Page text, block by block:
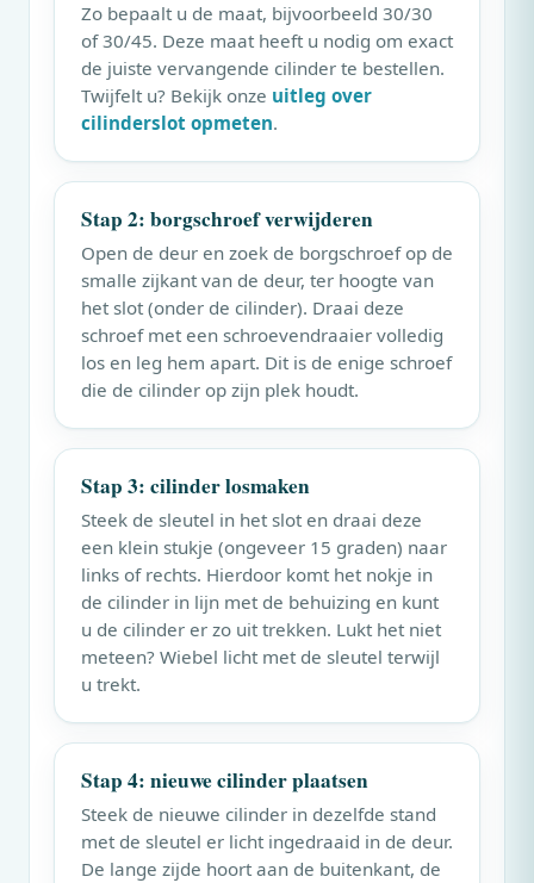
Zo bepaalt u de maat, bijvoorbeeld 30/30
of 30/45. Deze maat heeft u nodig om exact
de juiste vervangende cilinder te bestellen.
Twijfelt u? Bekijk onze uitleg over
cilinderslot opmeten.
Stap 2: borgschroef verwijderen
Open de deur en zoek de borgschroef op de
smalle zijkant van de deur, ter hoogte van
het slot (onder de cilinder). Draai deze
schroef met een schroevendraaier volledig
los en leg hem apart. Dit is de enige schroef
die de cilinder op zijn plek houdt.
Stap 3: cilinder losmaken
Steek de sleutel in het slot en draai deze
een klein stukje (ongeveer 15 graden) naar
links of rechts. Hierdoor komt het nokje in
de cilinder in lijn met de behuizing en kunt
u de cilinder er zo uit trekken. Lukt het niet
meteen? Wiebel licht met de sleutel terwijl
u trekt.
Stap 4: nieuwe cilinder plaatsen
Steek de nieuwe cilinder in dezelfde stand
met de sleutel er licht ingedraaid in de deur.
De lange zijde hoort aan de buitenkant, de